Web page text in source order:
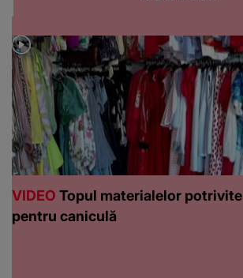
VIDEO Topul materialelor potrivite
pentru caniculă